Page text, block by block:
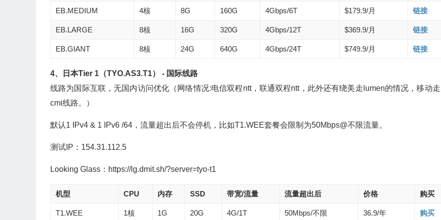
EB.MEDIUM 4核 8G 160G 4Gbps/6T $179.9/月 链接
EB.LARGE 8核 16G 320G 4Gbps/12T $369.9/月 链接
EB.GIANT 8核 24G 640G 4Gbps/24T $749.9/月 链接
4、日本Tier 1（TYO.AS3.T1） - 国际线路
线路为国际互联，无国内访问优化（网络情况:电信双程ntt，联通双程ntt，此外还有绕美走lumen的情况，移动
cmi线路。）
默认1 IPv4 & 1 IPv6 /64，流量超出后不会停机，比如T1.WEE套餐会限制为50Mbps@不限流量。
测试IP：154.31.112.5
Looking Glass：https://lg.dmit.sh/?server=tyo-t1
机型 CPU 内存 SSD 带宽/流量 流量超出后 价格 购买
T1.WEE 1核 1G 20G 4G/1T 50Mbps/不限 36.9/年 购买